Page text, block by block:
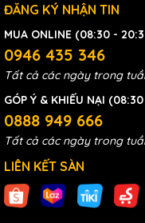
ĐĂNG KÝ NHẬN TIN
MUA ONLINE (08:30 -
0946 435 346
Tất cả các ngày trong
GÓP Ý & KHIẾU NẠI
0888 949 666
Tất cả các ngày trong
LIÊN KẾT SÀN